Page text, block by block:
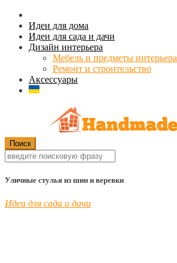
Идеи для дома
Идеи для сада и дачи
Дизайн интерьера
Мебель и предметы интерьера
Ремонт и строительство
Аксессуары
Уличные стулья из шин и веревки
Идеи для сада и дачи